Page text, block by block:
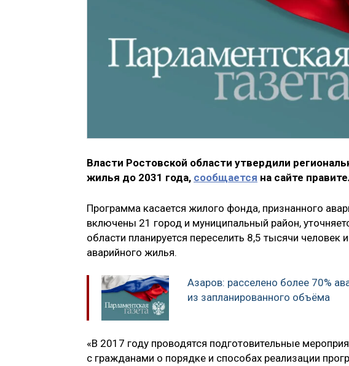
Власти Ростовской области утвердили
жилья до 2031 года, сообщается на сайте
Программа касается жилого фонда, признанного
включены 21 город и муниципальный район,
области планируется переселить 8,5 тысячи
аварийного жилья.
Азаров: расселено более 70%
из запланированного объёма
«В 2017 году проводятся подготовительные
с гражданами о порядке и способах реализации